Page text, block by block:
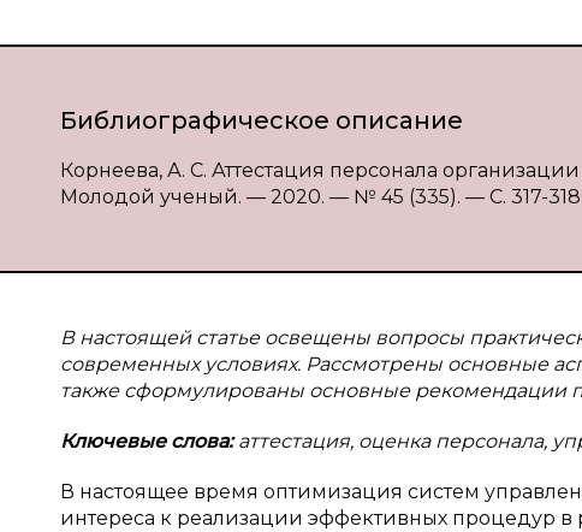
Библиографическое описание
Корнеева, А. С. Аттестация персонала
Молодой ученый. — 2020. — № 45 (335). — С. 317-
В настоящей статье освещены вопросы
современных условиях. Рассмотрены основные
также сформулированы основные рекомендации
Ключевые слова:аттестация, оценка персонала,
В настоящее время оптимизация систем
интереса к реализации эффективных процедур в